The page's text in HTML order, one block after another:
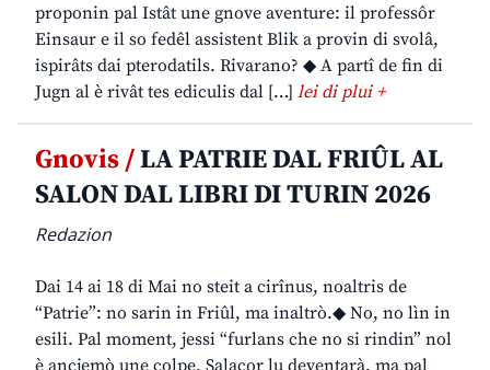
proponin pal Istât une gnove aventure: il professôr
Einsaur e il so fedêl assistent Blik a provin di svolâ,
ispirâts dai pterodatils. Rivarano? ◆ A partî de fin di
Jugn al è rivât tes ediculis dal […] lei di plui +
Gnovis /LA PATRIE DAL FRIÛL AL
SALON DAL LIBRI DI TURIN 2026
Redazion
Dai 14 ai 18 di Mai no steit a cirînus, noaltris de
“Patrie”: no sarin in Friûl, ma inaltrò.◆ No, no lìn in
esili. Pal moment, jessi “furlans che no si rindin” nol